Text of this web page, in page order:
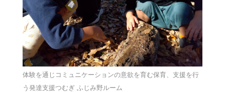
体験を通じコミュニケーションの意欲を育む保育、支援を行
う発達支援つむぎ ふじみ野ルーム